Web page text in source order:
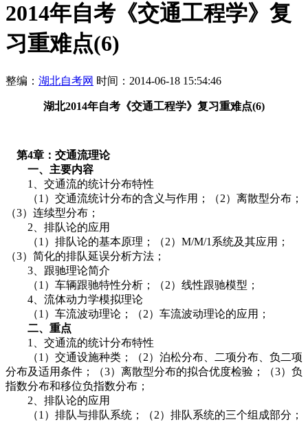
2014年自考《交通工程学》复
习重难点(6)
整编： 湖北自考网 时间：2014-06-18 15:54:46
湖北2014年自考《交通工程学》复习重难点(6)
第4章：交通流理论
一、主要内容
1、交通流的统计分布特性
（1）交通流统计分布的含义与作用；（2）离散型分布；
（3）连续型分布；
2、排队论的应用
（1）排队论的基本原理；（2）M/M/1系统及其应用；
（3）简化的排队延误分析方法；
3、跟驰理论简介
（1）车辆跟驰特性分析；（2）线性跟驰模型；
4、流体动力学模拟理论
（1）车流波动理论；（2）车流波动理论的应用；
二、重点
1、交通流的统计分布特性
（1）交通设施种类；（2）泊松分布、二项分布、负二项
分布及适用条件；（3）离散型分布的拟合优度检验；（3）负
指数分布和移位负指数分布；
2、排队论的应用
（1）排队与排队系统；（2）排队系统的三个组成部分；